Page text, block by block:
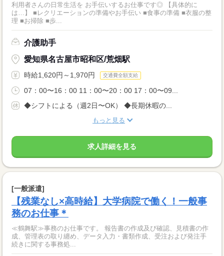
利用者さんの日常生活を お手伝いするお仕事です◎ 【具体的に
は…】 ■レクリエーションの準備やお手伝い ■食事の準備 ■衣服の整
理 ■お掃除 ■歩...
介護助手
愛知県名古屋市昭和区/荒畑駅
時給1,620円～1,970円 交通費全額支給
07：00〜16：00 11：00〜20：00 17：00〜09...
◆シフトによる（週2日〜OK） ◆長期休暇の...
もっと見る
求人詳細を見る
[一般派遣]
【残業なし×高時給】大学病院で働く！一般事
務のお仕事＊
≪鶴舞駅≫事務のお仕事です。 報告書の作成及び確認、見積書の作
成、管理表の取り纏め、データ入力・書類作成、受注および発注手
続きに関する事務処...